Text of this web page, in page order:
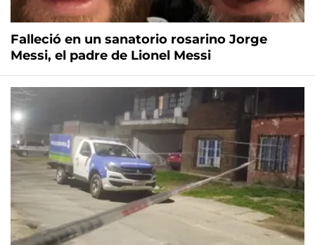
Falleció en un sanatorio rosarino Jorge
Messi, el padre de Lionel Messi